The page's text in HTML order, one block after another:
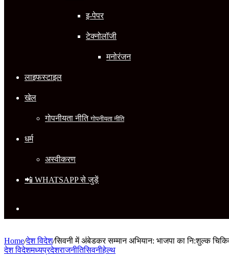
इ-पेपर
टेक्नोलॉजी
मनोरंजन
लाइफस्टाइल
खेल
गोपनीयता नीतिगोपनीयता नीति
धर्म
अस्वीकरण
📲 WHATSAPP से जुड़ें
Home/देश विदेश/सिवनी में अंबेडकर सम्मान अभियान: भाजपा का नि:शुल्क
देश विदेशमध्यप्रदेशराजनीतिसिवनीहेल्थ